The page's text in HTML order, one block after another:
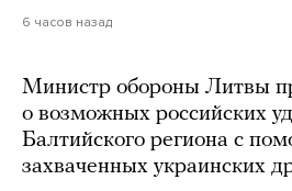
6 часов назад
Министр обороны Литвы
о возможных российских
Балтийского региона с
захваченных украинских